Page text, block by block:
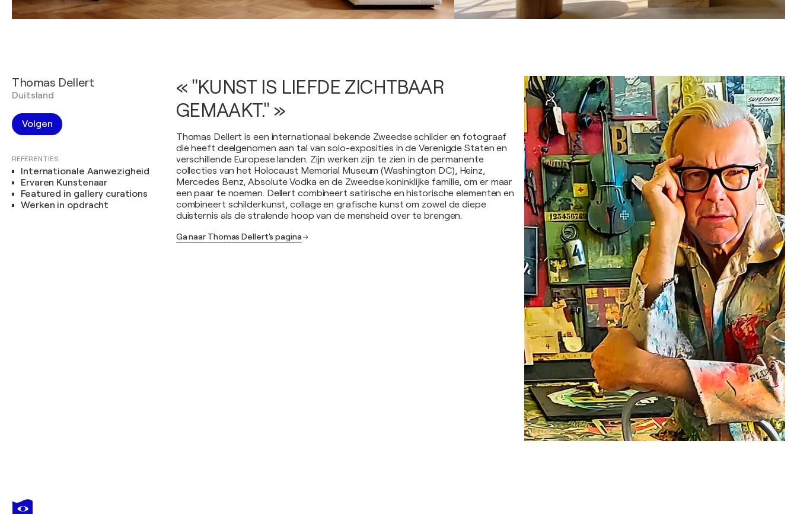
Thomas Dellert
Duitsland
Volgen
REFERENTIES
Internationale Aanwezigheid
Ervaren Kunstenaar
Featured in gallery curations
Werken in opdracht
« "KUNST IS LIEFDE ZICHTBAAR
GEMAAKT." »
Thomas Dellert is een internationaal bekende Zweedse schilder en fotograaf
die heeft deelgenomen aan tal van solo-exposities in de Verenigde Staten en
verschillende Europese landen. Zijn werken zijn te zien in de permanente
collecties van het Holocaust Memorial Museum (Washington DC), Heinz,
Mercedes Benz, Absolute Vodka en de Zweedse koninklijke familie, om er maar
een paar te noemen. Dellert combineert satirische en historische elementen en
combineert schilderkunst, collage en grafische kunst om zowel de diepe
duisternis als de stralende hoop van de mensheid over te brengen.
Ga naar Thomas Dellert's pagina